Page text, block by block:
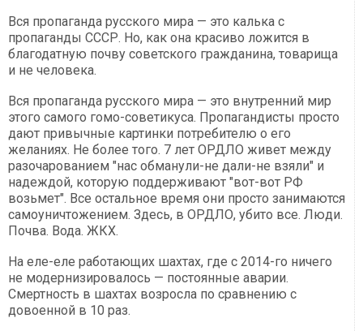
Вся пропаганда русского мира — это калька с
пропаганды СССР. Но, как она красиво ложится в
благодатную почву советского гражданина, товарища
и не человека.
Вся пропаганда русского мира — это внутренний мир
этого самого гомо-советикуса. Пропагандисты просто
дают привычные картинки потребителю о его
желаниях. Не более того. 7 лет ОРДЛО живет между
разочарованием "нас обманули-не дали-не взяли" и
надеждой, которую поддерживают "вот-вот РФ
возьмет". Все остальное время они просто занимаются
самоуничтожением. Здесь, в ОРДЛО, убито все. Люди.
Почва. Вода. ЖКХ.
На еле-еле работающих шахтах, где с 2014-го ничего
не модернизировалось — постоянные аварии.
Смертность в шахтах возросла по сравнению с
довоенной в 10 раз.